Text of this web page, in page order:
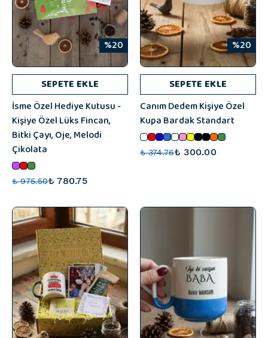
%20
SEPETE EKLE
İsme Özel Hediye Kutusu -
Kişiye Özel Lüks Fincan,
Bitki Çayı, Oje, Melodi
Çikolata
₺ 975.50₺ 780.75
%20
SEPETE EKLE
Canım Dedem Kişiye Özel
Kupa Bardak Standart
₺ 374.76₺ 300.00